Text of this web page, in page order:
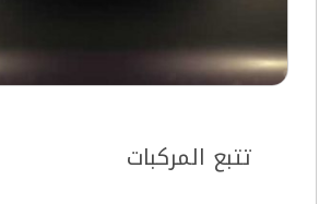
تتبع المركبات